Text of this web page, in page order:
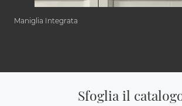
Maniglia Integrata
Sfoglia il